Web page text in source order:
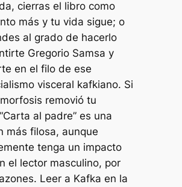
cierras el libro como
más y tu vida sigue; o
al grado de hacerlo
Gregorio Samsa y
en el filo de ese
visceral kafkiano. Si
removió tu
al padre” es una
más filosa, aunque
tenga un impacto
el lector masculino, por
Leer a Kafka en la